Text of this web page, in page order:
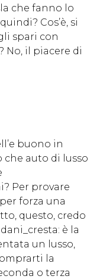
che fanno lo
Cos’è, si
spari con
No, il piacere di
buono in
che auto di lusso
Per provare
forza una
questo, credo
è la
un lusso,
la
o terza